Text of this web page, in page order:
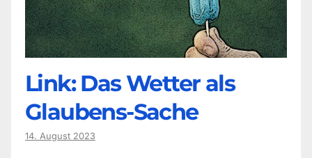
Link: Das Wetter als
Glaubens-Sache
14. August 2023